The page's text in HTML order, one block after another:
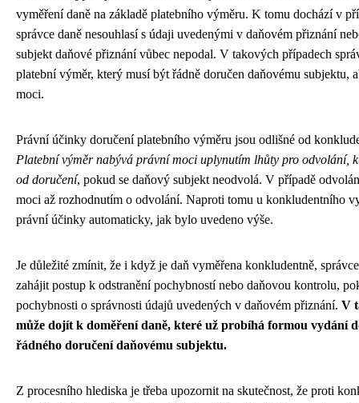
vyměření daně na základě platebního výměru. K tomu dochází v
správce daně nesouhlasí s údaji uvedenými v daňovém přiznání
subjekt daňové přiznání vůbec nepodal. V takových případech
platební výměr, který musí být řádně doručen daňovému subjektu,
moci.
Právní účinky doručení platebního výměru jsou odlišné od
Platební výměr nabývá právní moci uplynutím lhůty pro odvolání,
od doručení, pokud se daňový subjekt neodvolá. V případě
moci až rozhodnutím o odvolání. Naproti tomu u konkludentního
právní účinky automaticky, jak bylo uvedeno výše.
Je důležité zmínit, že i když je daň vyměřena konkludentně,
zahájit postup k odstranění pochybností nebo daňovou kontrolu,
pochybnosti o správnosti údajů uvedených v daňovém přiznání. V
může dojít k doměření daně, které už probíhá formou vydání
řádného doručení daňovému subjektu.
Z procesního hlediska je třeba upozornit na skutečnost, že proti